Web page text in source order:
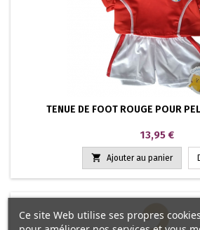
TENUE DE FOOT ROUGE POUR
Prix
13,95 €
 Ajouter au panier
Ce site Web utilise ses propres